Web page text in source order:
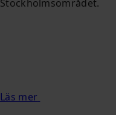
Stockholmsområdet.
Läs mer